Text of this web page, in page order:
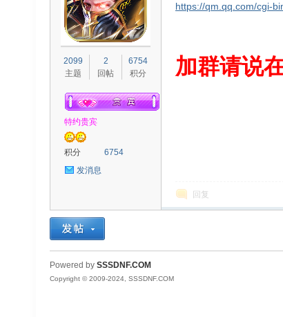
2099
主题
2
回帖
6754
积分
特约贵宾
积分
6754
发消息
https://qm.qq.com/cgi-
加群请说
回复
Powered by SSSDNF.COM
Copyright © 2009-2024, SSSDNF.COM